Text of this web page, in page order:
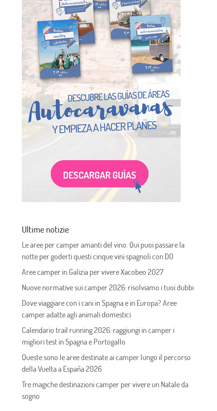
Ultime notizie
Le aree per camper amanti del vino. Qui puoi passare la
notte per goderti questi cinque vini spagnoli con DO
Aree camper in Galizia per vivere Xacobeo 2027
Nuove normative sui camper 2026: risolviamo i tuoi dubbi
Dove viaggiare con i cani in Spagna e in Europa? Aree
camper adatte agli animali domestici
Calendario trail running 2026: raggiungi in camper i
migliori test in Spagna e Portogallo
Queste sono le aree destinate ai camper lungo il percorso
della Vuelta a España 2026
Tre magiche destinazioni camper per vivere un Natale da
sogno